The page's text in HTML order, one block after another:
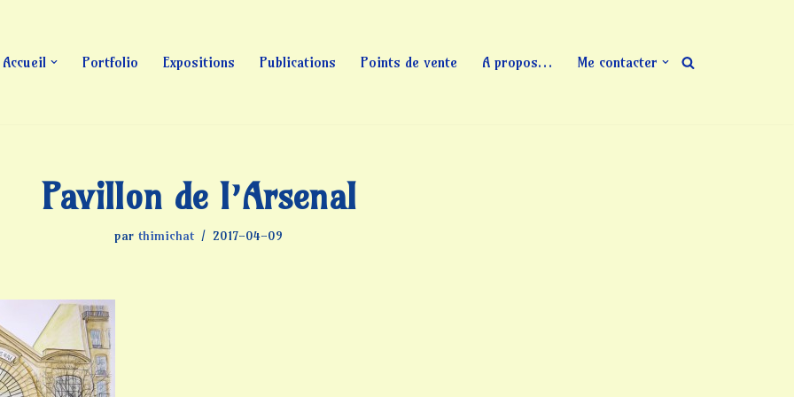
Accueil Portfolio Expositions Publications Points de vente A propos… Me contacter
Pavillon de l’Arsenal
par thimichat 2017-04-09